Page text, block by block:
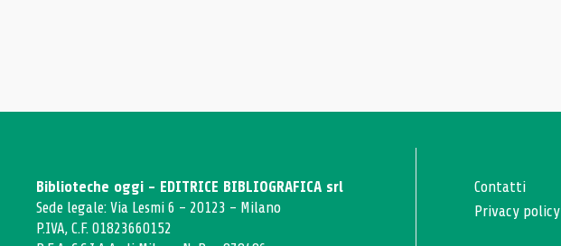
Biblioteche oggi - EDITRICE BIBLIOGRAFICA srl
Sede legale: Via Lesmi 6 - 20123 - Milano
P.IVA, C.F. 01823660152
Contatti
Privacy policy